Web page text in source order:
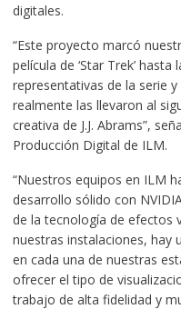
digitales.
“Este proyecto marcó
película de ‘Star Trek’
representativas de la serie
realmente las llevaron al
creativa de J.J. Abrams”,
Producción Digital de ILM.
“Nuestros equipos en ILM
desarrollo sólido con
de la tecnología de efectos
nuestras instalaciones, hay
en cada una de nuestras
ofrecer el tipo de
trabajo de alta fidelidad y